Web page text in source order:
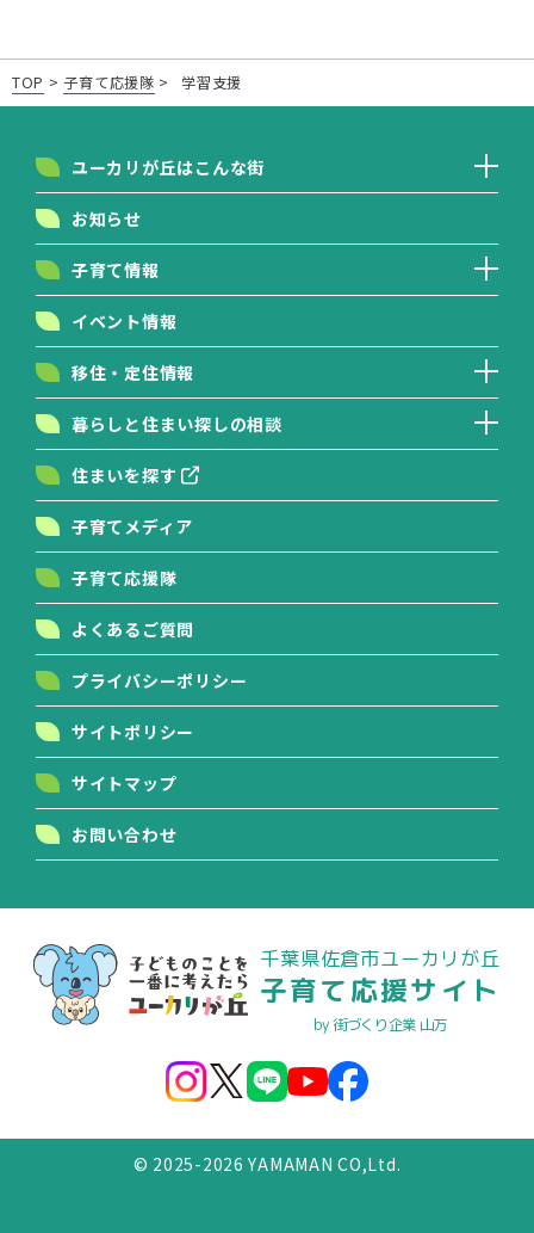
TOP > 子育て応援隊 > 学習支援
ユーカリが丘はこんな街
お知らせ
子育て情報
イベント情報
移住・定住情報
暮らしと住まい探しの相談
住まいを探す
子育てメディア
子育て応援隊
よくあるご質問
プライバシーポリシー
サイトポリシー
サイトマップ
お問い合わせ
千葉県佐倉市ユーカリが丘
子育て応援サイト
by 街づくり企業 山万
© 2025-2026 YAMAMAN CO,Ltd.